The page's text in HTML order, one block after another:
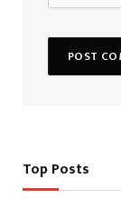
Top Posts